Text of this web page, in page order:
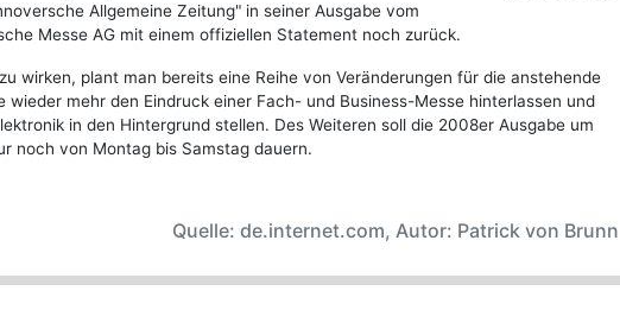
Allgemeine Zeitung" in seiner Ausgabe vom
Messe AG mit einem offiziellen Statement noch zurück.
wirken, plant man bereits eine Reihe von Veränderungen für die anstehende
mehr den Eindruck einer Fach- und Business-Messe hinterlassen und
in den Hintergrund stellen. Des Weiteren soll die 2008er Ausgabe um
noch von Montag bis Samstag dauern.
Quelle: de.internet.com, Autor: Patrick von Brunn